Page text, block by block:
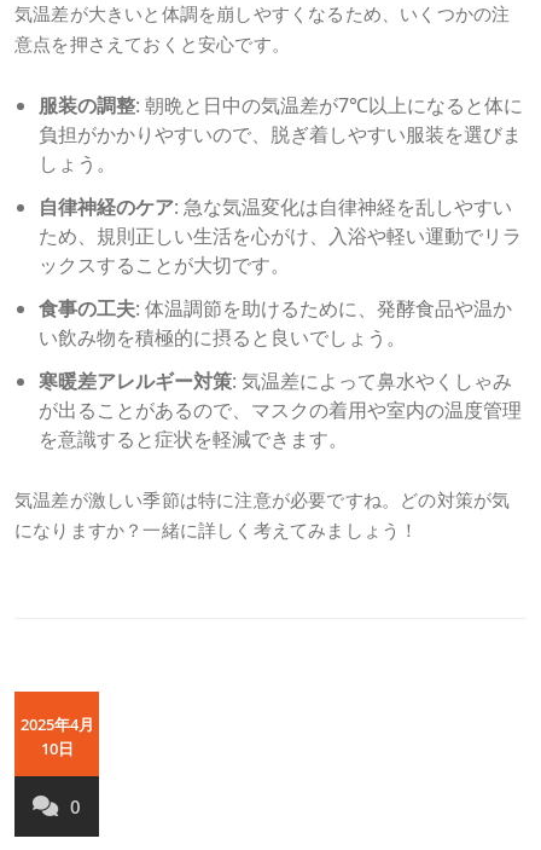
気温差が大きいと体調を崩しやすくなるため、いくつかの注
意点を押さえておくと安心です。
服装の調整: 朝晩と日中の気温差が7℃以上になると体に
負担がかかりやすいので、脱ぎ着しやすい服装を選びま
しょう。
自律神経のケア: 急な気温変化は自律神経を乱しやすい
ため、規則正しい生活を心がけ、入浴や軽い運動でリラ
ックスすることが大切です。
食事の工夫: 体温調節を助けるために、発酵食品や温か
い飲み物を積極的に摂ると良いでしょう。
寒暖差アレルギー対策: 気温差によって鼻水やくしゃみ
が出ることがあるので、マスクの着用や室内の温度管理
を意識すると症状を軽減できます。
気温差が激しい季節は特に注意が必要ですね。どの対策が気
になりますか？一緒に詳しく考えてみましょう！
2025年4月
10日
0